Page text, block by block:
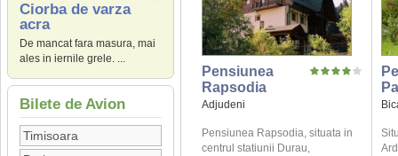
Ciorba de varza
acra
De mancat fara masura, mai
ales in iernile grele. ...
Bilete de Avion
Pensiunea
Rapsodia
Adjudeni
Pensiunea Rapsodia, situata in
centrul statiunii Durau,